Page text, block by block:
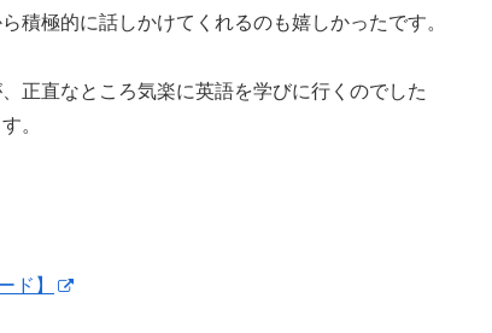
積極的に話しかけてくれるのも嬉しかったです。
正直なところ気楽に英語を学びに行くのでした
。
ド】